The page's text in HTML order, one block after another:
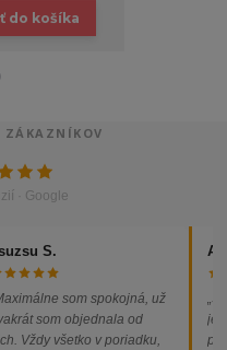
do košíka
ZÁKAZNÍKOV
· Google
S.
som spokojná, už
som objednala od
Vždy všetko v poriadku,